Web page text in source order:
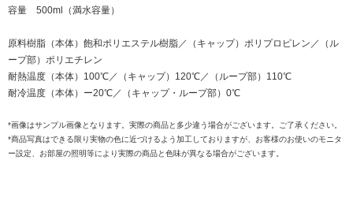
容量 500ml（満水容量）
原料樹脂（本体）飽和ポリエステル樹脂／（キャップ）ポリプロピレン／（ル
ープ部）ポリエチレン
耐熱温度（本体）100℃／（キャップ）120℃／（ループ部）110℃
耐冷温度（本体）ー20℃／（キャップ・ループ部）0℃
*画像はサンプル画像となります。実際の商品と多少違う場合がございます。ご了承ください。
*商品写真はできる限り実物の色に近づけるよう加工しておりますが、お客様のお使いのモニタ
ー設定、お部屋の照明等により実際の商品と色味が異なる場合がございます。